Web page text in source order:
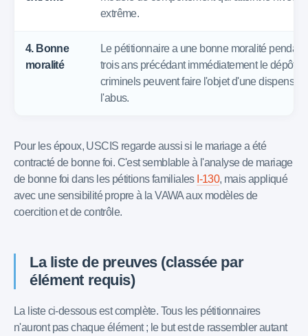
extrême.
4. Bonne
moralité
Le pétitionnaire a une bonne moralité
trois ans précédant immédiatement le dépôt.
criminels peuvent faire l'objet d'une dispense
l'abus.
Pour les époux, USCIS regarde aussi si le mariage a été
contracté de bonne foi. C'est semblable à l'analyse de mariage
de bonne foi dans les pétitions familiales I-130, mais appliqué
avec une sensibilité propre à la VAWA aux modèles de
coercition et de contrôle.
La liste de preuves (classée par
élément requis)
La liste ci-dessous est complète. Tous les pétitionnaires
n'auront pas chaque élément ; le but est de rassembler autant